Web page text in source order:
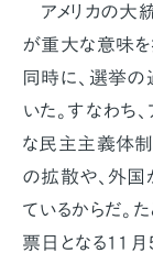
アメリカの大
が重大な意味を
同時に、選挙の
いた。すなわち
な民主主義体
の拡散や、外
ているからだ。
票日となる11月